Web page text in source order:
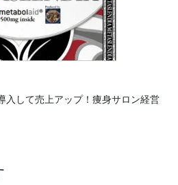
入して売上アップ！痩身サロン経営